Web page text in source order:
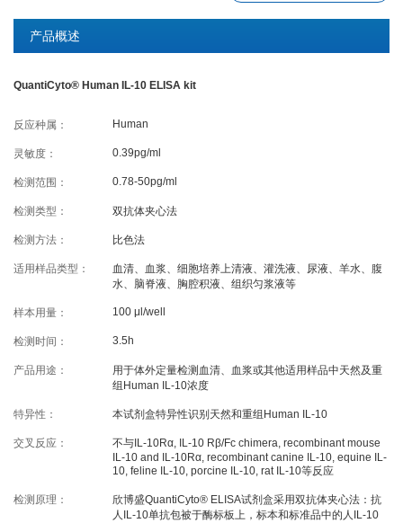
Luminex®多因子检测服务
文献引用
活动促销
促销活动
线下展会
服务支持
技术支持 订购指南
资源中心
实验流程
注意事项
产品概述
QuantiCyto® Human IL-10 ELISA kit
反应种属： Human
灵敏度： 0.39pg/ml
检测范围： 0.78-50pg/ml
检测类型： 双抗体夹心法
检测方法： 比色法
适用样品类型：
血清、血浆、细胞培养上清液、灌洗液、尿液、羊水、腹
水、脑脊液、胸腔积液、组织匀浆液等
样本用量： 100 μl/well
检测时间： 3.5h
产品用途：
用于体外定量检测血清、血浆或其他适用样品中天然及重
组Human IL-10浓度
特异性： 本试剂盒特异性识别天然和重组Human IL-10
交叉反应：
不与IL-10Rα, IL-10 Rβ/Fc chimera, recombinant mouse
IL-10 and IL-10Rα, recombinant canine IL-10, equine IL-
10, feline IL-10, porcine IL-10, rat IL-10等反应
检测原理：
欣博盛QuantiCyto® ELISA试剂盒采用双抗体夹心法：抗
人IL-10单抗包被于酶标板上，标本和标准品中的人IL-10